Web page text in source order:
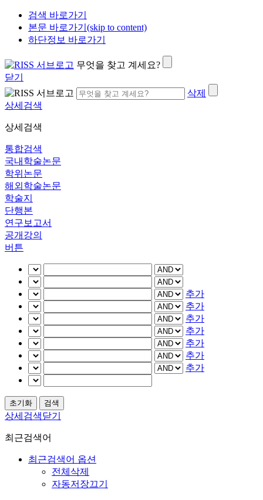
검색 바로가기
본문 바로가기(skip to content)
하단정보 바로가기
무엇을 찾고 계세요?
닫기
삭제
상세검색
상세검색
통합검색
국내학술논문
학위논문
해외학술논문
학술지
단행본
연구보고서
공개강의
버튼
추가
추가
추가
추가
추가
추가
추가
상세검색닫기
최근검색어
최근검색어 옵션
전체삭제
자동저장끄기